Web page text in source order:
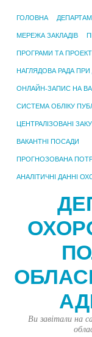
ГОЛОВНА
МЕРЕЖА ЗАКЛАДІВ
ПРОГРАМИ ТА
НАГЛЯДОВА РАДА ПРИ
ОНЛАЙН-ЗАПИС НА
СИСТЕМА ОБЛІКУ
ЦЕНТРАЛІЗОВАНІ
ВАКАНТНІ ПОСАДИ
ПРОГНОЗОВАНА
АНАЛІТИЧНІ ДАННІ
Ви завітали на